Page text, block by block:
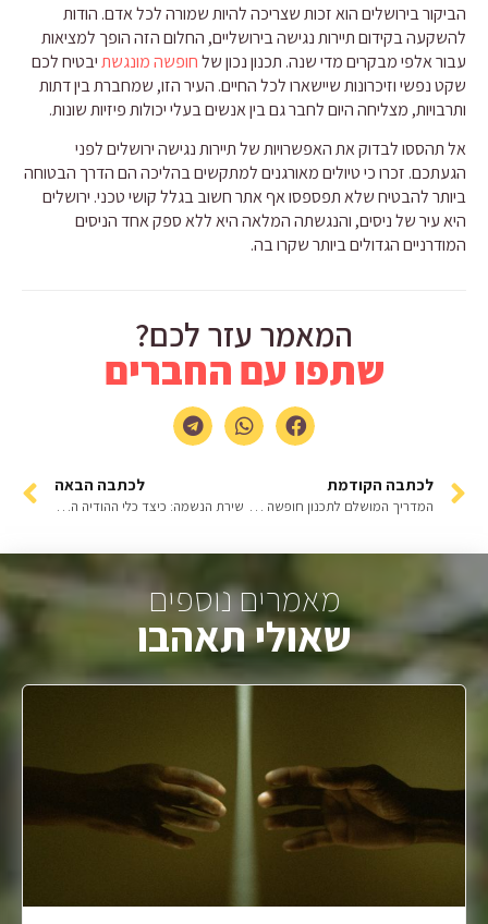
הביקור בירושלים הוא זכות שצריכה להיות שמורה לכל אדם. הודות
להשקעה בקידום תיירות נגישה בירושליים, החלום הזה הופך למציאות
עבור אלפי מבקרים מדי שנה. תכנון נכון שלחופשה מונגשתיבטיח לכם
שקט נפשי וזיכרונות שיישארו לכל החיים. העיר הזו, שמחברת בין דתות
ותרבויות, מצליחה היום לחבר גם בין אנשים בעלי יכולות פיזיות שונות.
אל תהססו לבדוק את האפשרויות של תיירות נגישה ירושלים לפני
הגעתכם. זכרו כי טיולים מאורגנים למתקשים בהליכה הם הדרך הבטוחה
ביותר להבטיח שלא תפספסו אף אתר חשוב בגלל קושי טכני. ירושלים
היא עיר של ניסים, והנגשתה המלאה היא ללא ספק אחד הניסים
המודרניים הגדולים ביותר שקרו בה.
המאמר עזר לכם?
שתפו עם החברים
לכתבה הקודמת
המדריך המושלם לתכנון חופשה ביוון עם ילדים הכל כלול: כל מה שהורים חייבים לדעת
לכתבה הבאה
שירת הנשמה: כיצד כלי ההודיה העתיק ביותר יכול להפוך למגנט השפע האישי שלכם
מאמרים נוספים
שאולי תאהבו